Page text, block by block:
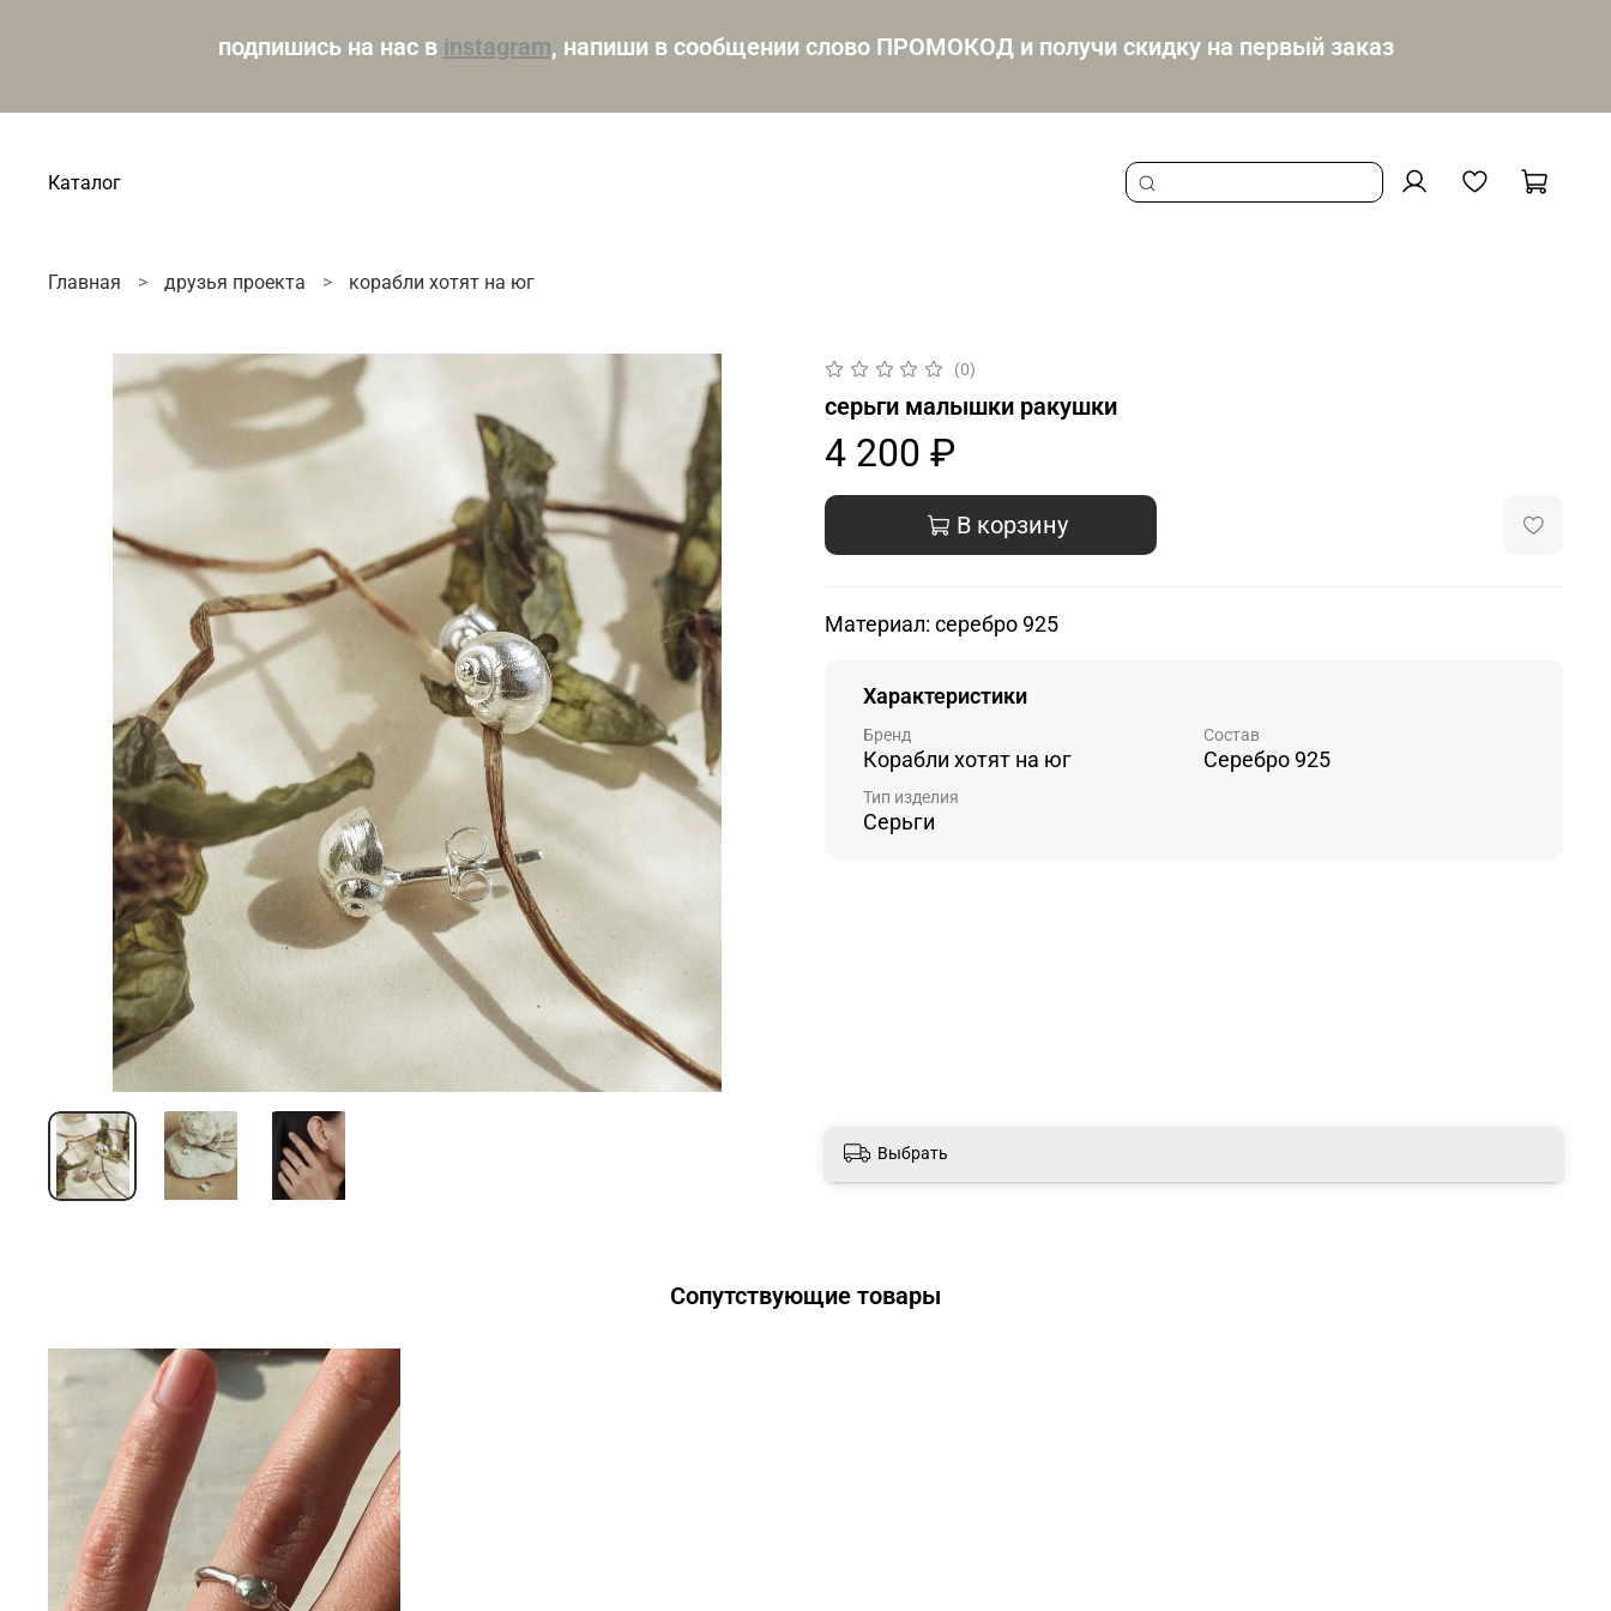
подпишись на нас в instagram, напиши в сообщении слово ПРОМОКОД и получи скидку на первый заказ
Каталог
Главная друзья проекта корабли хотят на юг
(0)
серьги малышки ракушки
4 200 ₽
В корзину
Материал: серебро 925
Характеристики
Бренд
Корабли хотят на юг
Состав
Серебро 925
Тип изделия
Серьги
Выбрать
Сопутствующие товары